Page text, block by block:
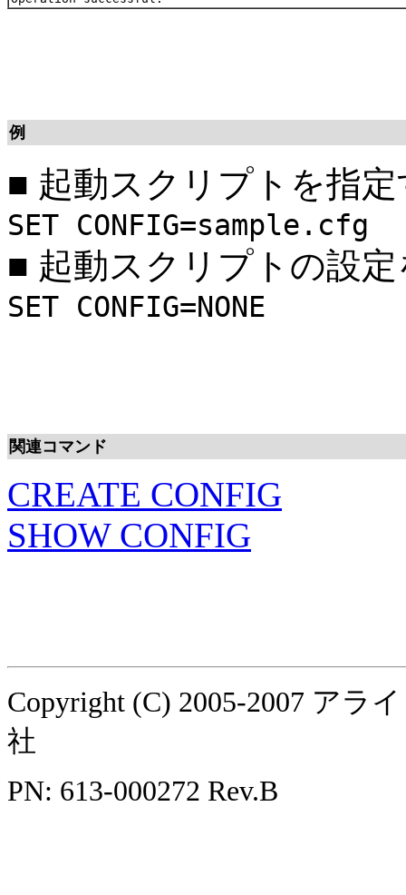
例
■ 起動スクリプトを指
SET CONFIG=sample.cfg
■ 起動スクリプトの設
SET CONFIG=NONE
関連コマンド
CREATE CONFIG
SHOW CONFIG
Copyright (C) 2005-2007 アラ
社
PN: 613-000272 Rev.B